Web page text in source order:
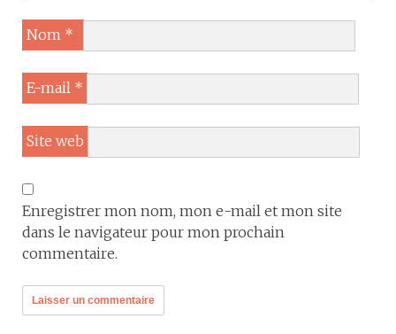
Nom *
E-mail *
Site web
Enregistrer mon nom, mon e-mail et mon site
dans le navigateur pour mon prochain
commentaire.